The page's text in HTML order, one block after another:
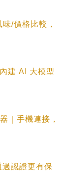
/價格比較，
建 AI 大模型
｜手機連接，
認證更有保